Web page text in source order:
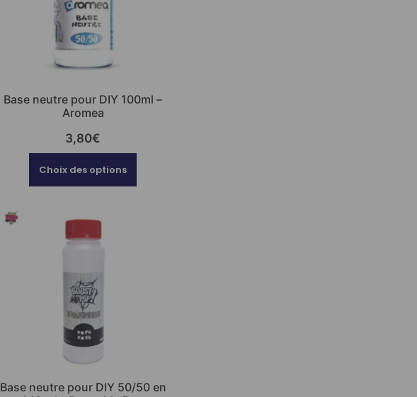
Base neutre pour DIY 100ml –
Aromea
3,80€
Choix des options
Base neutre pour DIY 50/50 en